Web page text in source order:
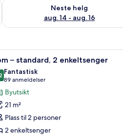
Neste helg
aug. 14 - aug. 16
PC og blendingsgardiner Minibar,
7 – standard, 2 enkeltsenger
av 10
Fantastisk
89 anmeldelser
(89
anmeldelser)
Byutsikt
21 m²
Plass til 2 personer
2 enkeltsenger